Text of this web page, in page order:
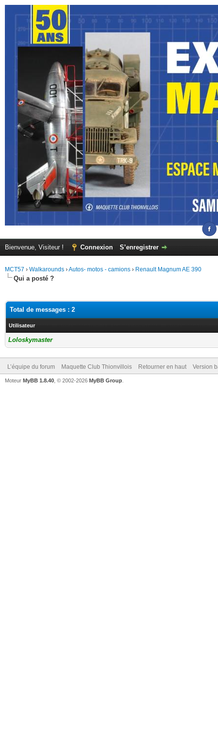
Bienvenue, Visiteur ! Connexion S’enregistrer
MCT57 › Walkarounds ›Autos- motos - camions › Renault Magnum AE 390
Qui a posté ?
Total de messages : 2
Utilisateur
Loloskymaster
L’équipe du forum Maquette Club Thionvillois Retourner en haut Version
Moteur MyBB 1.8.40 , © 2002-2026 MyBB Group